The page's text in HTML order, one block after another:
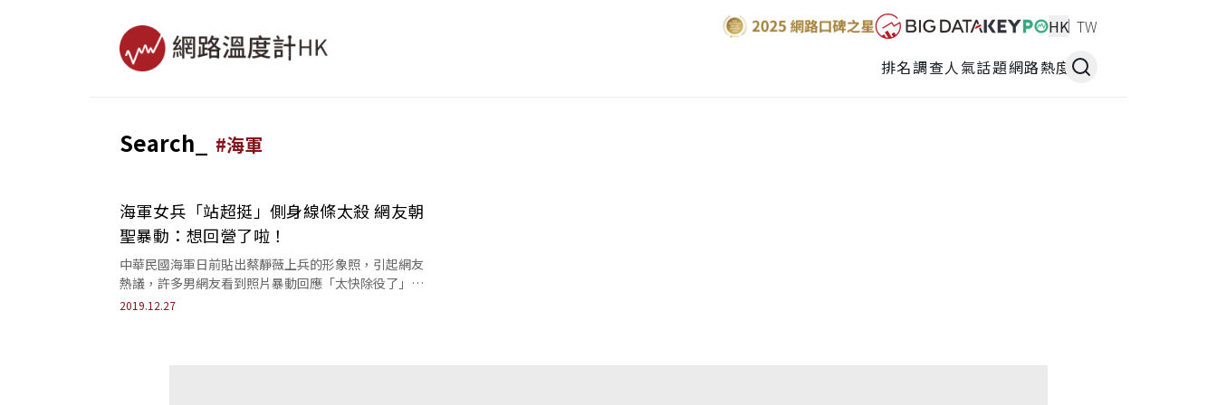
HK TW
排名調查人氣話題網路熱度
Search_ #海軍
海軍女兵「站超挺」側身線條太殺 網友朝
聖暴動：想回營了啦！
中華民國海軍日前貼出蔡靜薇上兵的形象照，引起網友
熱議，許多男網友看到照片暴動回應「太快除役了」、
「想回營啦」！
2019.12.27